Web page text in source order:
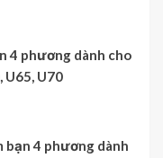
4 phương dành cho
U65, U70
bạn 4 phương dành